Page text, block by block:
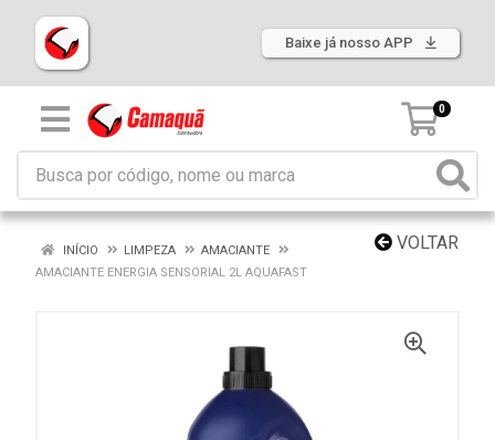
Baixe já nosso APP
0
VOLTAR
INÍCIO LIMPEZA
AMACIANTE
AMACIANTE ENERGIA SENSORIAL 2L AQUAFAST